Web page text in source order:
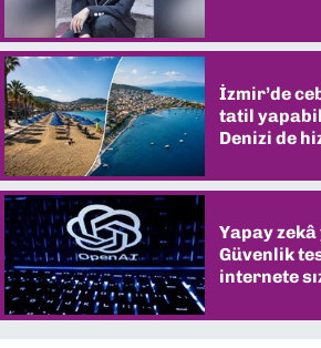
İzmir’de
tatil
Denizi de
Yapay zekâ
Güvenlik
internete